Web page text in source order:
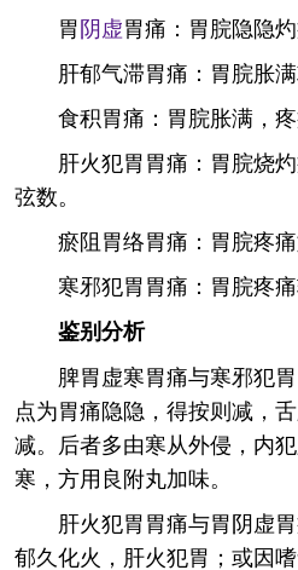
胃阴虚胃痛：胃脘隐隐
肝郁气滞胃痛：胃脘胀
食积胃痛：胃脘胀满，
肝火犯胃胃痛：胃脘烧
弦数。
瘀阻胃络胃痛：胃脘疼
寒邪犯胃胃痛：胃脘疼
鉴别分析
脾胃虚寒胃痛与寒邪犯
点为胃痛隐隐，得按则减，
减。后者多由寒从外侵，内
寒，方用良附丸加味。
肝火犯胃胃痛与胃阴虚
郁久化火，肝火犯胃；或因